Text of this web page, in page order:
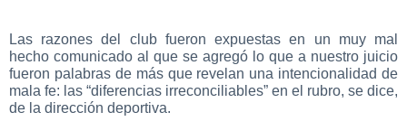
Las razones del club fueron expuestas en un muy mal
hecho comunicado al que se agregó lo que a nuestro juicio
fueron palabras de más que revelan una intencionalidad de
mala fe: las “diferencias irreconciliables” en el rubro, se dice,
de la dirección deportiva.